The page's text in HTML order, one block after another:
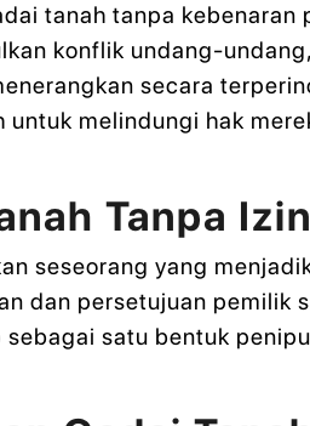
tanah tanpa kebenaran
konflik undang-
secara
melindungi hak
Tanpa
seseorang yang
dan persetujuan pemilik
satu bentuk